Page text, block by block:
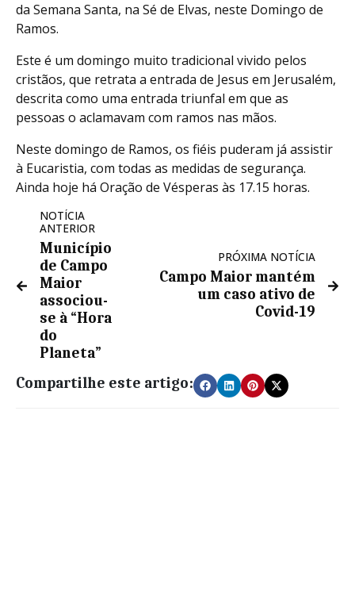
da Semana Santa, na Sé de Elvas, neste Domingo de
Ramos.
Este é um domingo muito tradicional vivido pelos
cristãos, que retrata a entrada de Jesus em Jerusalém,
descrita como uma entrada triunfal em que as
pessoas o aclamavam com ramos nas mãos.
Neste domingo de Ramos, os fiéis puderam já assistir
à Eucaristia, com todas as medidas de segurança.
Ainda hoje há Oração de Vésperas às 17.15 horas.
NOTÍCIA
ANTERIOR
Município
de Campo
Maior
associou-
se à “Hora
do
Planeta”
PRÓXIMA NOTÍCIA
Campo Maior mantém
um caso ativo de
Covid-19
Compartilhe este artigo: